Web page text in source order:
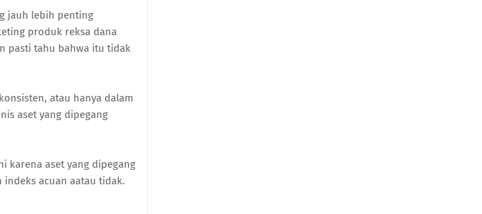
jauh lebih penting
produk reksa dana
pasti tahu bahwa itu tidak
atau hanya dalam
aset yang dipegang
karena aset yang dipegang
acuan aatau tidak.